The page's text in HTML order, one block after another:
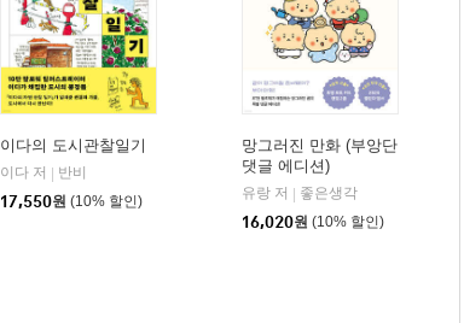
이다의 도시관찰일기
이다 저
반비
17,550원 (10% 할인)
망그러진 만화 (부앙단
댓글 에디션)
유랑 저
좋은생각
16,020원 (10% 할인)